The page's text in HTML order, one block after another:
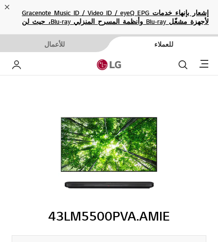
إشعار بإنهاء خدمات Gracenote Music ID / Video ID / eyeQ EPG
لأجهزة مشغّل Blu-ray وأنظمة المسرح المنزلي Blu-ray، حيث لن
للعملاء للأعمال
Menu بحث
43LM5500PVA.AMIE